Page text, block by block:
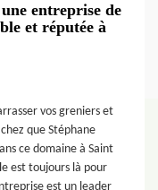
entreprise de
et réputée à
vos greniers et
que Stéphane
ce domaine à Saint
est toujours là pour
est un leader